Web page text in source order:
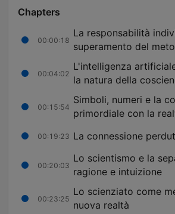
Chapters
00:00:18
La responsabilità
superamento del
00:04:02
L'intelligenza
la natura della
00:15:54
Simboli, numeri e la
primordiale con la
00:19:23 La connessione
00:20:03
Lo scientismo e la
ragione e intuizione
00:23:25
Lo scienziato come
nuova realtà